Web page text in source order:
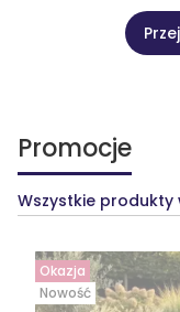
Promocje
Wszystkie
Okazja
Nowość